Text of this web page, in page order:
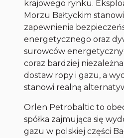
krajowego rynku.
Morzu Bałtyckim
zapewnienia
energetycznego oraz
surowców
coraz bardziej
dostaw ropy i gazu, a
stanowi realną
Orlen Petrobaltic to
spółka zajmująca się
gazu w polskiej części